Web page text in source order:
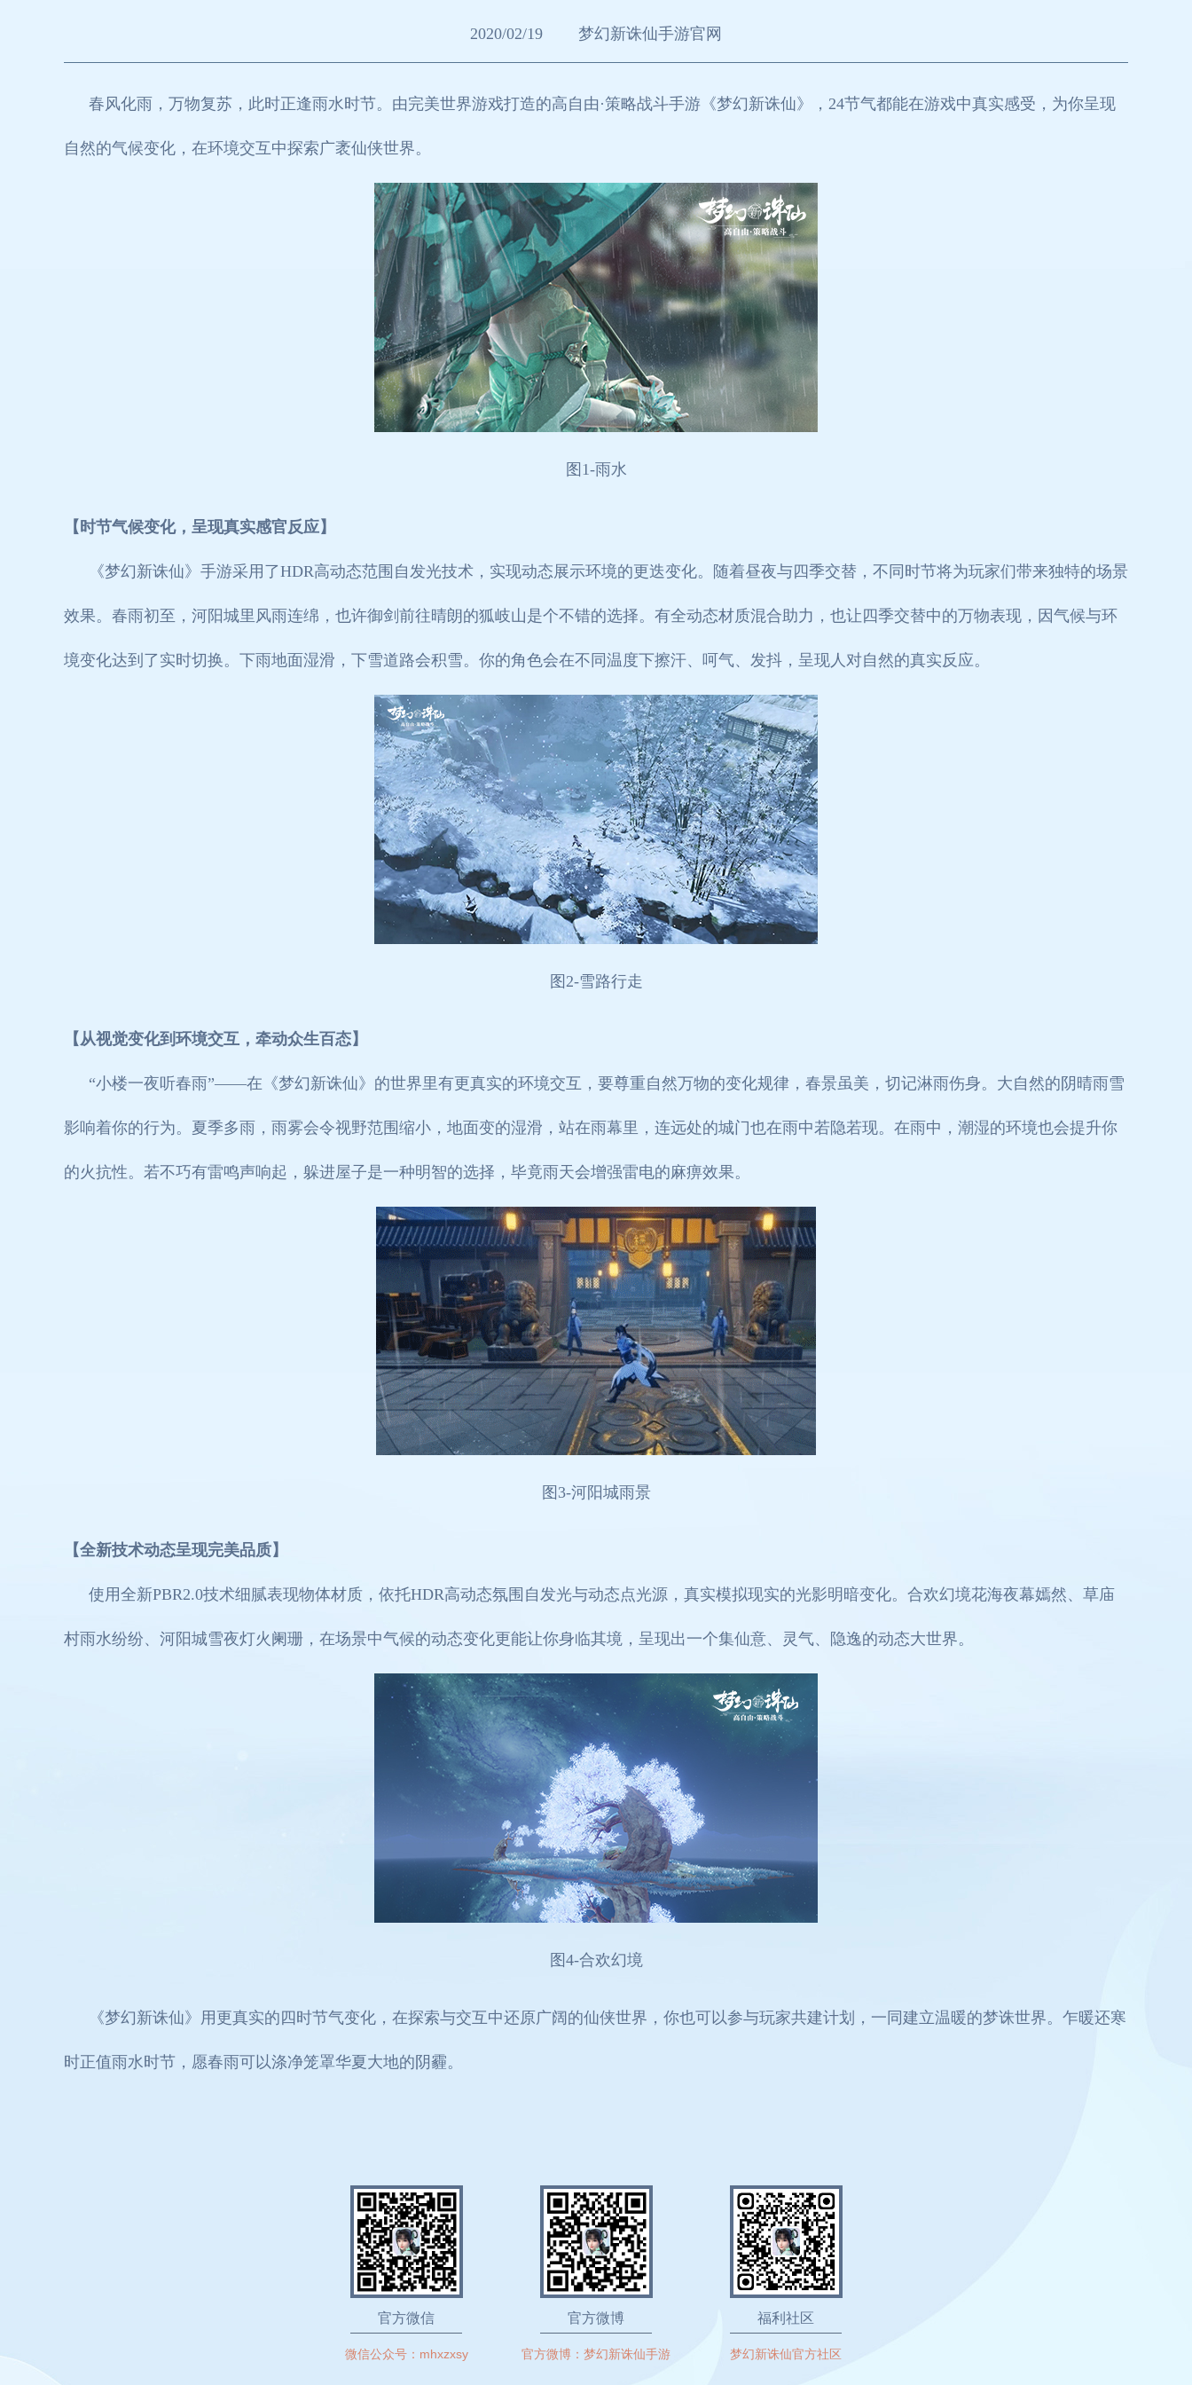
2020/02/19 梦幻新诛仙手游官网
春风化雨，万物复苏，此时正逢雨水时节。由完美世界游戏打造的高自由·策略战斗手游《梦幻新诛仙》，24节气都能在游戏中真实感受，为你呈现
自然的气候变化，在环境交互中探索广袤仙侠世界。
图 1-雨水
【时节气候变化，呈现真实感官反应】
《梦幻新诛仙》手游采用了HDR高动态范围自发光技术，实现动态展示环境的更迭变化。随着昼夜与四季交替，不同时节将为玩家们带来独特的场景
效果。春雨初至，河阳城里风雨连绵，也许御剑前往晴朗的狐岐山是个不错的选择。有全动态材质混合助力，也让四季交替中的万物表现，因气候与环
境变化达到了实时切换。下雨地面湿滑，下雪道路会积雪。你的角色会在不同温度下擦汗、呵气、发抖，呈现人对自然的真实反应。
图 2-雪路行走
【从视觉变化到环境交互，牵动众生百态】
“小楼一夜听春雨”——在《梦幻新诛仙》的世界里有更真实的环境交互，要尊重自然万物的变化规律，春景虽美，切记淋雨伤身。大自然的阴晴雨雪
影响着你的行为。夏季多雨，雨雾会令视野范围缩小，地面变的湿滑，站在雨幕里，连远处的城门也在雨中若隐若现。在雨中，潮湿的环境也会提升你
的火抗性。若不巧有雷鸣声响起，躲进屋子是一种明智的选择，毕竟雨天会增强雷电的麻痹效果。
图 3-河阳城雨景
【全新技术动态呈现完美品质】
使用全新PBR2.0技术细腻表现物体材质，依托HDR高动态氛围自发光与动态点光源，真实模拟现实的光影明暗变化。合欢幻境花海夜幕嫣然、草庙
村雨水纷纷、河阳城雪夜灯火阑珊，在场景中气候的动态变化更能让你身临其境，呈现出一个集仙意、灵气、隐逸的动态大世界。
图 4-合欢幻境
《梦幻新诛仙》用更真实的四时节气变化，在探索与交互中还原广阔的仙侠世界，你也可以参与玩家共建计划，一同建立温暖的梦诛世界。乍暖还寒
时正值雨水时节，愿春雨可以涤净笼罩华夏大地的阴霾。
官方微信
微信公众号： mhxzxsy
官方微博
官方微博： 梦幻新诛仙手游
福利社区
梦幻新诛仙官方社区